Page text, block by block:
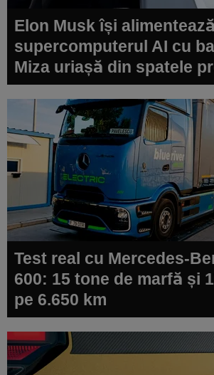
Elon Musk își alimentează
supercomputerul AI cu
Miza uriașă din spatele
Test real cu Mercedes-
600: 15 tone de marfă și
pe 6.650 km